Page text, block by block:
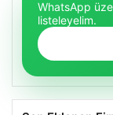
WhatsApp
listeleyelim.